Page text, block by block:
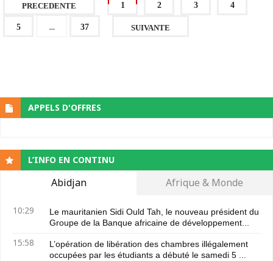
PRECEDENTE 1 2 3 4
5 ... 37 SUIVANTE
APPELS D'OFFRES
L’INFO EN CONTINU
Abidjan Afrique & Monde
10:29
Le mauritanien Sidi Ould Tah, le nouveau président du
Groupe de la Banque africaine de développement...
15:58
L’opération de libération des chambres illégalement
occupées par les étudiants a débuté le samedi 5 ...